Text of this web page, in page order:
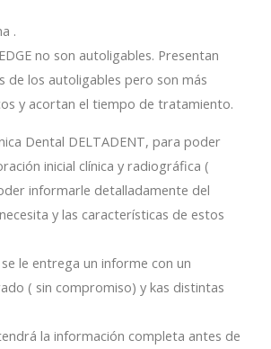
.
no son autoligables. Presentan
de los autoligables pero son más
y acortan el tiempo de tratamiento.
Dental DELTADENT, para poder
inicial clínica y radiográfica (
informarle detalladamente del
y las características de estos
le entrega un informe con un
( sin compromiso) y kas distintas
la información completa antes de